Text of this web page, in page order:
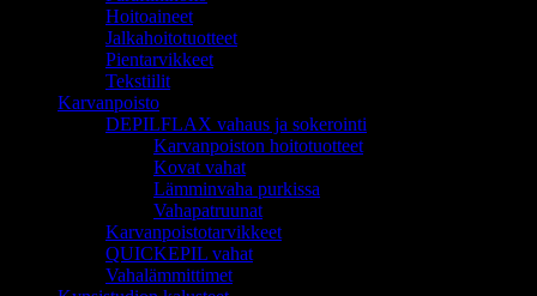
Hoitoaineet
Jalkahoitotuotteet
Pientarvikkeet
Tekstiilit
Karvanpoisto
DEPILFLAX vahaus ja sokerointi
Karvanpoiston hoitotuotteet
Kovat vahat
Lämminvaha purkissa
Vahapatruunat
Karvanpoistotarvikkeet
QUICKEPIL vahat
Vahalämmittimet